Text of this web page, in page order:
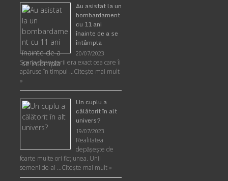
Au asistat la un
bombardament
cu 11 ani
înainte de a se
întâmpla
20/07/2023
Scena distrugerii era exact cea care îi
apăruse în timpul …Citește mai mult
»
Un cuplu a
călătorit în alt
univers?
19/07/2023
Realitatea
depăşeşte de
foarte multe ori ficţiunea. Unii
semeni de-ai …Citește mai mult »